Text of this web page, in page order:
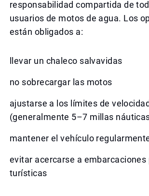
responsabilidad compartida de
usuarios de motos de agua. Los
están obligados a:
llevar un chaleco salvavidas
no sobrecargar las motos
ajustarse a los límites de velocidad
(generalmente 5–7 millas
mantener el vehículo
evitar acercarse a embarcaciones
turísticas